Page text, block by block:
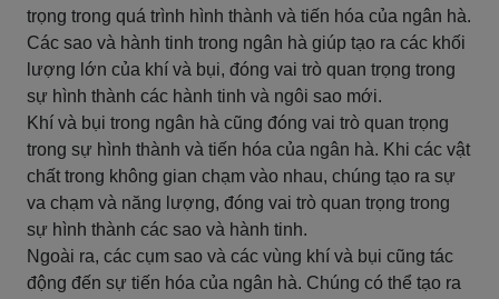
trọng trong quá trình hình thành và tiến hóa của ngân hà.
Các sao và hành tinh trong ngân hà giúp tạo ra các khối
lượng lớn của khí và bụi, đóng vai trò quan trọng trong
sự hình thành các hành tinh và ngôi sao mới.
Khí và bụi trong ngân hà cũng đóng vai trò quan trọng
trong sự hình thành và tiến hóa của ngân hà. Khi các vật
chất trong không gian chạm vào nhau, chúng tạo ra sự
va chạm và năng lượng, đóng vai trò quan trọng trong
sự hình thành các sao và hành tinh.
Ngoài ra, các cụm sao và các vùng khí và bụi cũng tác
động đến sự tiến hóa của ngân hà. Chúng có thể tạo ra